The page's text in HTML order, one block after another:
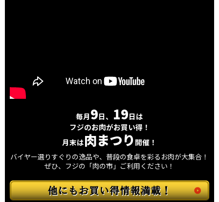
毎月9日、 19日は
フジのお肉がお買い得！
月末は肉まつり開催！
バイヤー選りすぐりの逸品や、普段の食卓を彩るお肉が大集合！
ぜひ、フジの「肉の市」ご利用ください！